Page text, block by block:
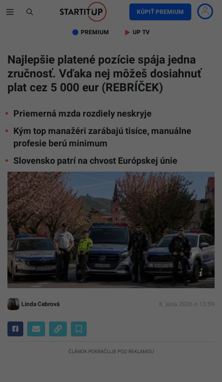
KÚPIŤ PREMIUM
PREMIUM UP TV
Najlepšie platené pozície spája jedna
zručnosť. Vďaka nej môžeš dosiahnuť
plat cez 5 000 eur (REBRÍČEK)
Priemerná mzda rozdiely neskryje
Kým top manažéri zarábajú tisíce, manuálne
profesie berú minimum
Slovensko patrí na chvost Európskej únie
SR/AI
edit
Linda Cebrová 8. júna 2026 o 13:59
ČLÁNOK POKRAČUJE POD REKLAMOU